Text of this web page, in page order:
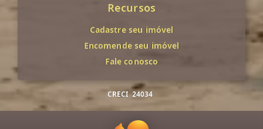
Recursos
Cadastre seu imóvel
Encomende seu imóvel
Fale conosco
CRECI 24034